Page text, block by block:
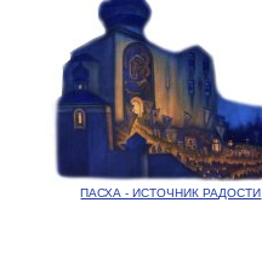
ПАСХА - ИСТОЧНИК РАДОСТИ